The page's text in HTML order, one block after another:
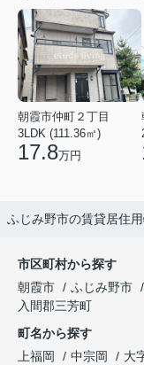
朝霞市仲町２丁目
3LDK (111.36㎡)
17.8万円
ふじみ野市の賃貸居住
市区町村から探す
朝霞市
ふじみ野市
入間郡三芳町
町名から探す
上福岡
中宗岡 大